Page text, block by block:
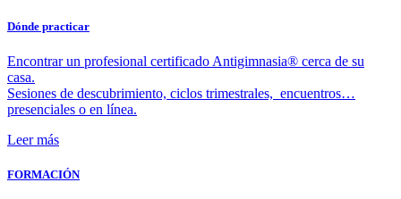
Dónde practicar
Encontrar un profesional certificado Antigimnasia® cerca de su
casa.
Sesiones de descubrimiento, ciclos trimestrales, encuentros…
presenciales o en línea.
Leer más
FORMACIÓN